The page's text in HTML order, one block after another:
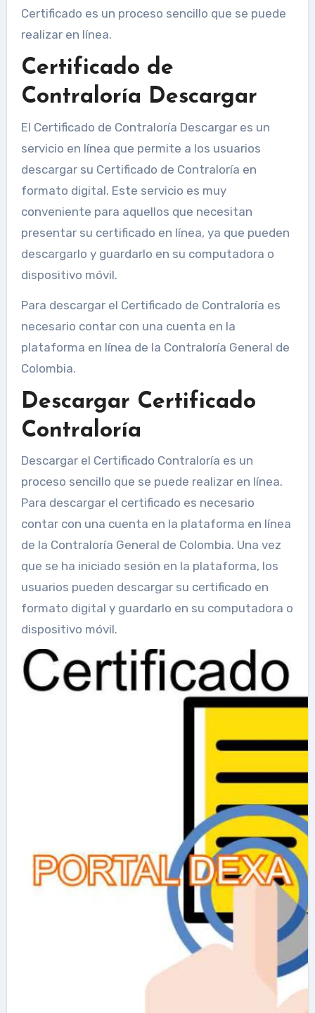
Certificado es un proceso sencillo que se puede
realizar en línea.
Certificado de
Contraloría Descargar
El Certificado de Contraloría Descargar es un
servicio en línea que permite a los usuarios
descargar su Certificado de Contraloría en
formato digital. Este servicio es muy
conveniente para aquellos que necesitan
presentar su certificado en línea, ya que pueden
descargarlo y guardarlo en su computadora o
dispositivo móvil.
Para descargar el Certificado de Contraloría es
necesario contar con una cuenta en la
plataforma en línea de la Contraloría General de
Colombia.
Descargar Certificado
Contraloría
Descargar el Certificado Contraloría es un
proceso sencillo que se puede realizar en línea.
Para descargar el certificado es necesario
contar con una cuenta en la plataforma en línea
de la Contraloría General de Colombia. Una vez
que se ha iniciado sesión en la plataforma, los
usuarios pueden descargar su certificado en
formato digital y guardarlo en su computadora o
dispositivo móvil.